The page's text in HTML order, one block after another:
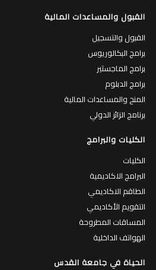
القبول والمساعدات المالية
القبول والتسجيل
برامج البكالوريوس
برامج الماجستير
برامج الدبلوم
المنح والمساعدات المالية
برنامج الزائر الدولي
الكليات والبرامج
الكليات
البرامج الاكاديمية
الطاقم الاكاديمي
التقويم الأكاديمي
المساقات المطروحة
الهواتف الداخلية
الحياة في جامعة القدس